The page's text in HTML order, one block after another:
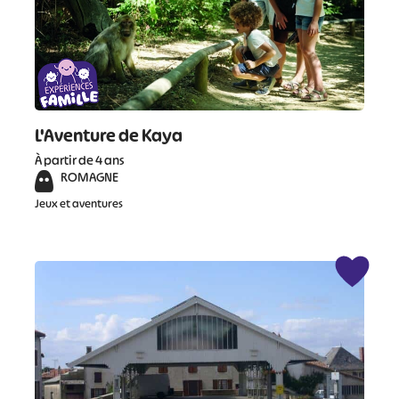
L'Aventure de Kaya
À partir de 4 ans
ROMAGNE
Jeux et aventures
# # #
#
#